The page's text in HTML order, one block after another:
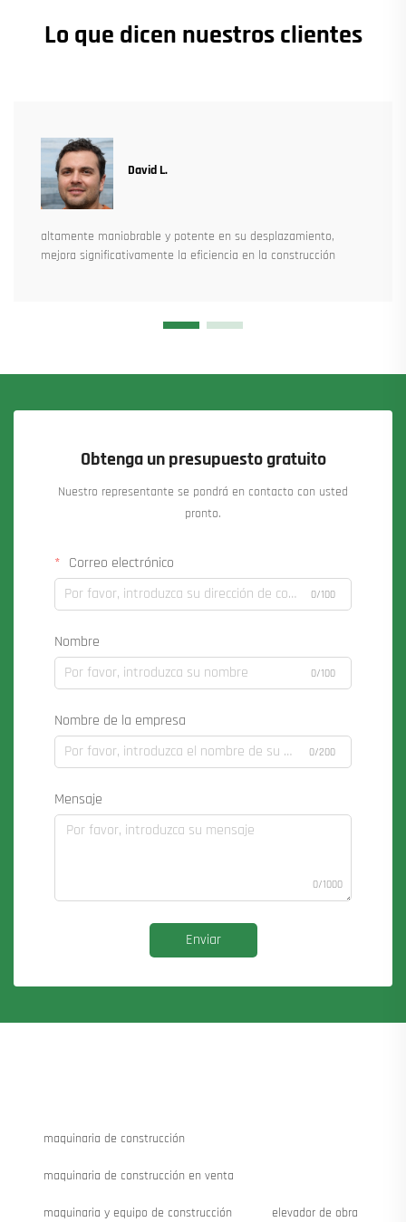
Lo que dicen nuestros clientes
David L.
altamente maniobrable y potente en su desplazamiento,
mejora significativamente la eficiencia en la construcción
Obtenga un presupuesto gratuito
Nuestro representante se pondrá en contacto con usted
pronto.
Correo electrónico
0/100
Nombre
0/100
Nombre de la empresa
0/200
Mensaje
0/1000
Enviar
maquinaria de construcción
maquinaria de construcción en venta
maquinaria y equipo de construcción elevador de obra